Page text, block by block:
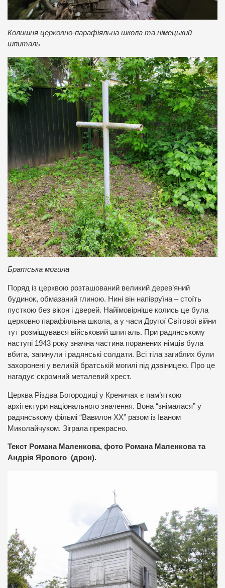
Колишня церковно-парафіяльна школа та німецький
шпиталь
Братська могила
Поряд із церквою розташований великий дерев’яний
будинок, обмазаний глиною. Нині він напівруїна – стоїть
пусткою без вікон і дверей. Найімовірніше колись це була
церковно парафіяльна школа, а у часи Другої Світової війни
тут розміщувався військовий шпиталь. При радянському
наступі 1943 року значна частина поранених німців була
вбита, загинули і радянські солдати. Всі тіла загиблих були
захоронені у великій братській могилі під дзвіницею. Про це
нагадує скромний металевий хрест.
Церква Різдва Богородиці у Креничах є пам’яткою
архітектури національного значення. Вона “знімалася” у
радянському фільмі “Вавилон ХХ” разом із Іваном
Миколайчуком. Зіграла прекрасно.
Текст Романа Маленкова, фото Романа Маленкова та
Андрія Ярового (дрон).